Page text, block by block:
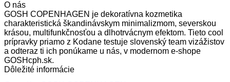
O nás
GOSH COPENHAGEN je dekoratívna kozmetika
charakteristická škandinávskym minimalizmom, severskou
krásou, multifunkčnosťou a dlhotrvácnym efektom. Tieto cool
prípravky priamo z Kodane testuje slovenský team vizážistov
a odteraz ti ich ponúkame u nás, v modernom e-shope
GOSHcph.sk.
Dôležité informácie